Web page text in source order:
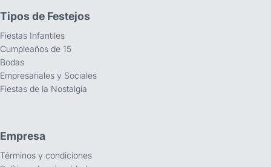
Tipos de Festejos
Fiestas Infantiles
Cumpleaños de 15
Bodas
Empresariales y Sociales
Fiestas de la Nostalgia
Empresa
Términos y condiciones